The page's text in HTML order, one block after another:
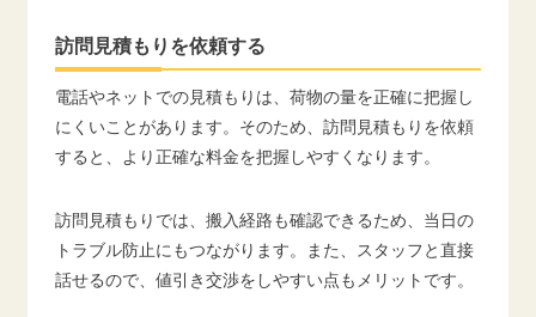
訪問見積もりを依頼する
電話やネットでの見積もりは、荷物の量を正確に把握し
にくいことがあります。そのため、訪問見積もりを依頼
すると、より正確な料金を把握しやすくなります。
訪問見積もりでは、搬入経路も確認できるため、当日の
トラブル防止にもつながります。また、スタッフと直接
話せるので、値引き交渉をしやすい点もメリットです。